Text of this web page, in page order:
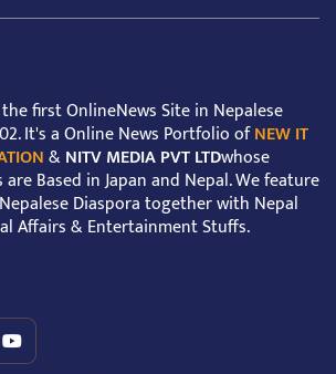
first OnlineNews Site in Nepalese
It's a Online News Portfolio ofNEW IT
&NITV MEDIA PVT LTDwhose
Based in Japan and Nepal. We feature
Diaspora together with Nepal
Affairs & Entertainment Stuffs.